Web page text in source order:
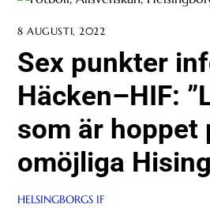
8 AUGUSTI, 2022
Sex punkter
Häcken–HIF:
som är hoppet
omöjliga
HELSINGBORGS IF